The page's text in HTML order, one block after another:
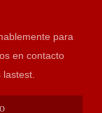
para
en contacto
lastest.